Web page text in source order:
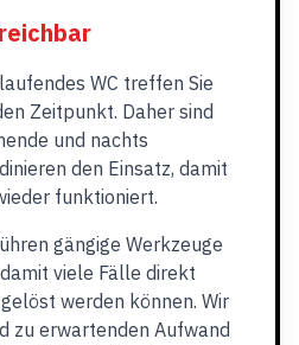
WC treffen Sie
Zeitpunkt. Daher sind
und nachts
den Einsatz, damit
funktioniert.
gängige Werkzeuge
viele Fälle direkt
werden können. Wir
zu erwartenden Aufwand